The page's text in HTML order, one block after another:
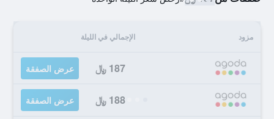
مزود الإجمالي في الليلة
187 ﷼ عرض الصفقة
188 ﷼ عرض الصفقة